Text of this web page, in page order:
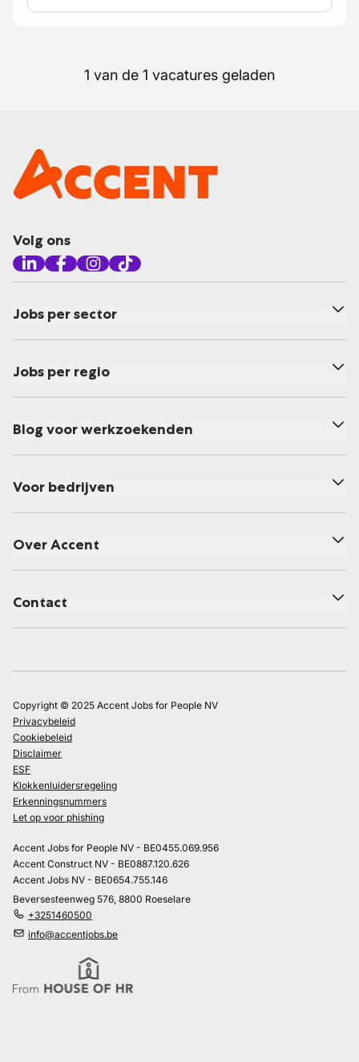
1 van de 1 vacatures geladen
Volg ons
Jobs per sector
Jobs per regio
Blog voor werkzoekenden
Voor bedrijven
Over Accent
Contact
Copyright © 2025 Accent Jobs for People NV
Privacybeleid
Cookiebeleid
Disclaimer
ESF
Klokkenluidersregeling
Erkenningsnummers
Let op voor phishing
Accent Jobs for People NV - BE0455.069.956
Accent Construct NV - BE0887.120.626
Accent Jobs NV - BE0654.755.146
Beversesteenweg 576, 8800 Roeselare
+3251460500
info@accentjobs.be